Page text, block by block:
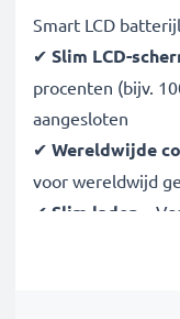
Smart LCD
✔ Slim LCD-
procenten (bijv.
aangesloten
✔ Wereldwijde
voor wereldwijd
✔ Slim laden –
levensduur van